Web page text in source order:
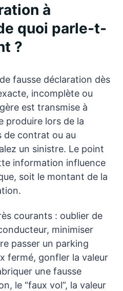
à
quoi parle-t-
?
fausse déclaration dès
incomplète ou
est transmise à
produire lors de la
de contrat ou au
un sinistre. Le point
information influence
soit le montant de la
courants : oublier de
minimiser
passer un parking
fermé, gonfler la valeur
une fausse
le “faux vol”, la valeur